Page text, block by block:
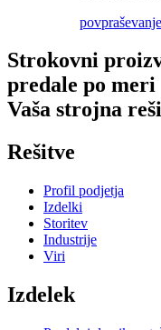
povpraševanje
Strokovni
predale po meri
Vaša strojna
Rešitve
Profil podjetja
Izdelki
Storitev
Industrije
Viri
Izdelek